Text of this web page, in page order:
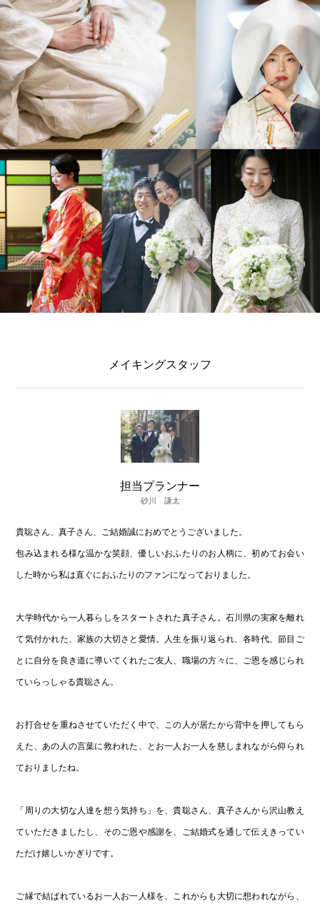
メイキングスタッフ
担当プランナー
砂川 謙太
貴聡さん、真子さん、ご結婚誠におめでとうございました。
包み込まれる様な温かな笑顔、優しいおふたりのお人柄に、初めてお会い
した時から私は直ぐにおふたりのファンになっておりました。
大学時代から一人暮らしをスタートされた真子さん。石川県の実家を離れ
て気付かれた、家族の大切さと愛情。人生を振り返られ、各時代、節目ご
とに自分を良き道に導いてくれたご友人、職場の方々に、ご恩を感じられ
ていらっしゃる貴聡さん。
お打合せを重ねさせていただく中で、この人が居たから背中を押してもら
えた、あの人の言葉に救われた、とお一人お一人を慈しまれながら仰られ
ておりましたね。
「周りの大切な人達を想う気持ち」を、貴聡さん、真子さんから沢山教え
ていただきましたし、そのご恩や感謝を、ご結婚式を通して伝えきってい
ただけ嬉しいかぎりです。
ご縁で結ばれているお一人お一人様を、これからも大切に想われながら、